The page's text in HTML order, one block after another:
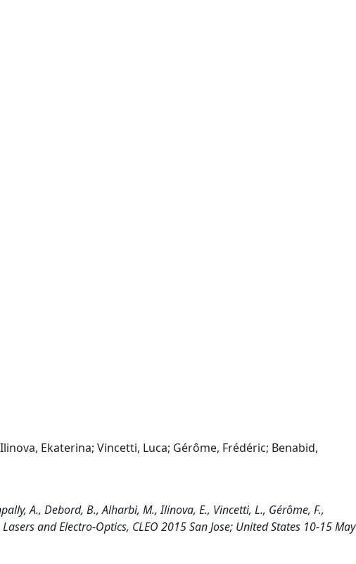
Ekaterina; Vincetti, Luca; Gérôme, Frédéric; Benabid,
A., Debord, B., Alharbi, M., Ilinova, E., Vincetti, L., Gérôme, F.,
and Electro-Optics, CLEO 2015 San Jose; United States 10-15 May